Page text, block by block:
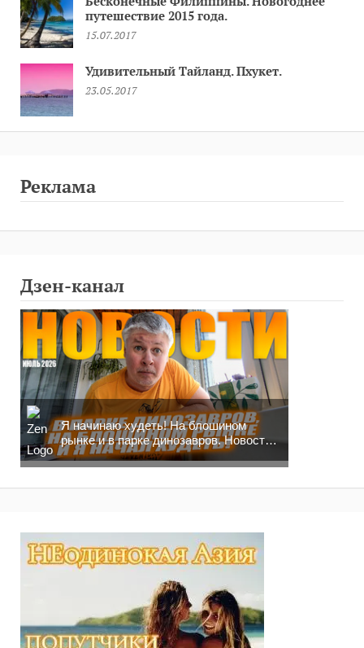
путешествие 2015 года.
15.07.2017
Удивительный Тайланд. Пхукет.
23.05.2017
Реклама
Дзен-канал
Я начинаю худеть! На блошином
рынке и в парке динозавров. Новости
москвича!